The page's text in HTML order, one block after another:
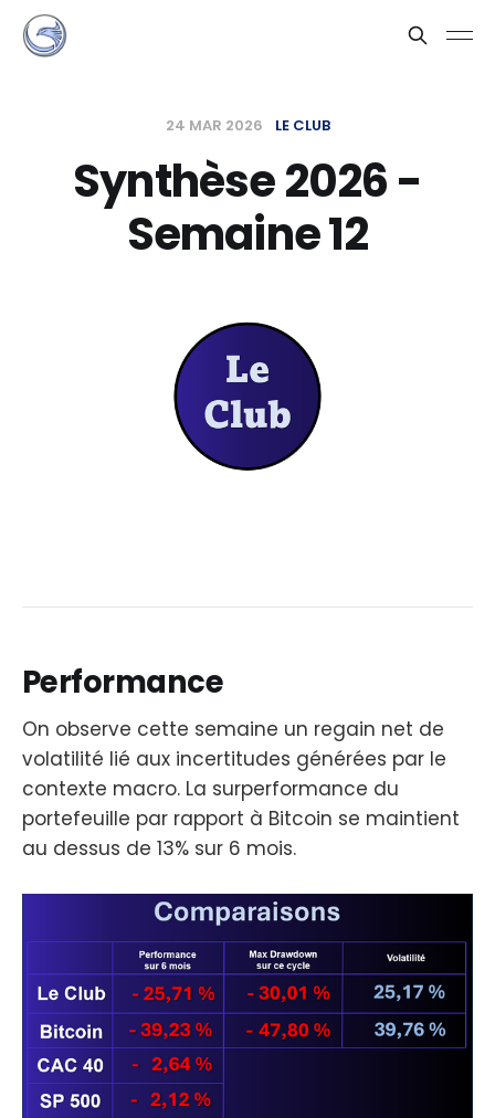
24 MAR 2026 LE CLUB
Synthèse 2026 -
Semaine 12
Performance
On observe cette semaine un regain net de
volatilité lié aux incertitudes générées par le
contexte macro. La surperformance du
portefeuille par rapport à Bitcoin se maintient
au dessus de 13% sur 6 mois.